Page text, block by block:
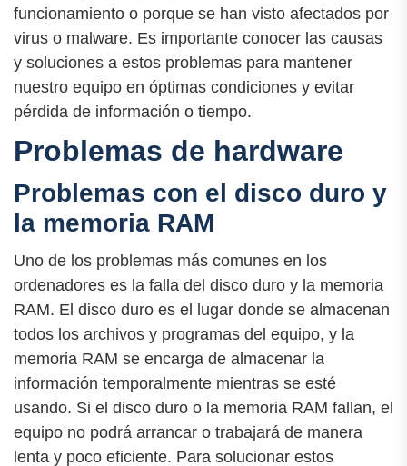
funcionamiento o porque se han visto afectados por
virus o malware. Es importante conocer las causas
y soluciones a estos problemas para mantener
nuestro equipo en óptimas condiciones y evitar
pérdida de información o tiempo.
Problemas de hardware
Problemas con el disco duro y
la memoria RAM
Uno de los problemas más comunes en los
ordenadores es la falla del disco duro y la memoria
RAM. El disco duro es el lugar donde se almacenan
todos los archivos y programas del equipo, y la
memoria RAM se encarga de almacenar la
información temporalmente mientras se esté
usando. Si el disco duro o la memoria RAM fallan, el
equipo no podrá arrancar o trabajará de manera
lenta y poco eficiente. Para solucionar estos